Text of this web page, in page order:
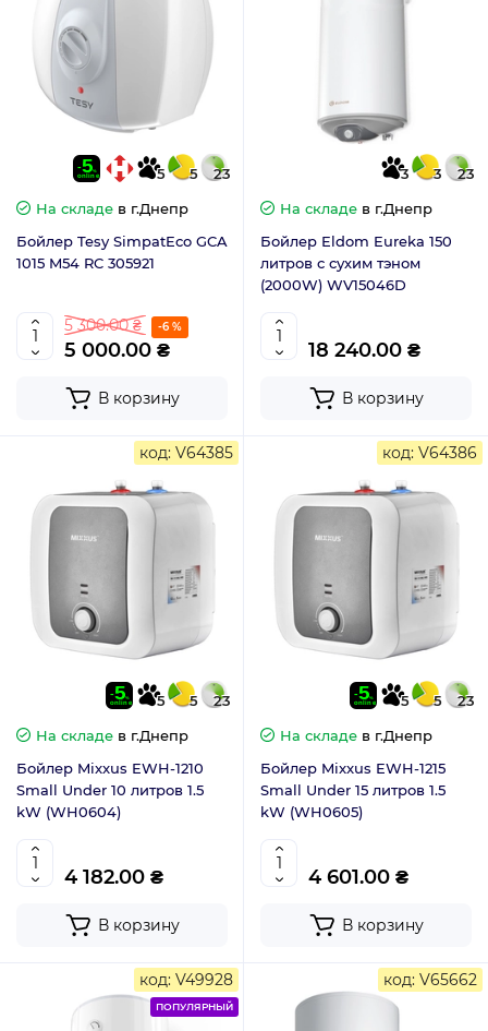
5 5
23
На складе в г.Днепр
Бойлер Tesy SimpatEco GCA
1015 M54 RC 305921
5 300.00 ₴ -6 %
5 000.00 ₴
В корзину
3 3
23
На складе в г.Днепр
Бойлер Eldom Eureka 150
литров с сухим тэном
(2000W) WV15046D
18 240.00 ₴
В корзину
код: V64385
5 5
23
На складе в г.Днепр
Бойлер Mixxus EWH-1210
Small Under 10 литров 1.5
kW (WH0604)
4 182.00 ₴
В корзину
код: V64386
5 5
23
На складе в г.Днепр
Бойлер Mixxus EWH-1215
Small Under 15 литров 1.5
kW (WH0605)
4 601.00 ₴
В корзину
код: V49928
ПОПУЛЯРНЫЙ
код: V65662